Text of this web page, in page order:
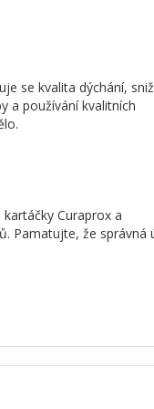
se kvalita dýchání,
a používání kvalitních
Curaprox a
Pamatujte, že správná